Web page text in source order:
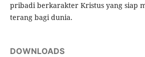
pribadi berkarakter Kristus yang siap
terang bagi dunia.
DOWNLOADS